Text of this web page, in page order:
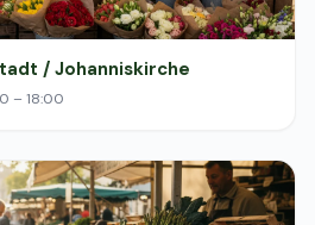
/ Johanniskirche
– 18:00